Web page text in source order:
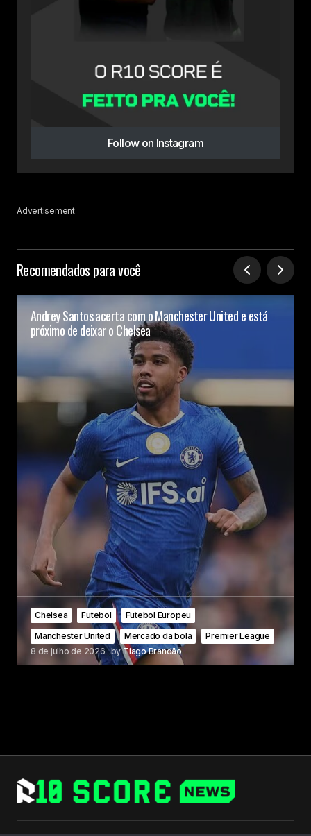
Follow on Instagram
Advertisement
Recomendados para você
Andrey Santos acerta com o Manchester United e está
próximo de deixar o Chelsea
Chelsea Futebol
Futebol Europeu
Manchester United
Mercado da bola
Premier League
8 de julho de 2026 byTiago Brandão